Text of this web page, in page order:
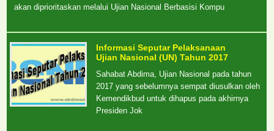
akan diprioritaskan melalui Ujian Nasional Berbasisi Kompu
Informasi Seputar Pelaksanaan
Ujian Nasional (UN) Tahun 2017
Sahabat Abdima, Ujian Nasional pada tahun
2017 yang sebelumnya sempat diusulkan oleh
Kemendikbud untuk dihapus pada akhirnya
Presiden Jok